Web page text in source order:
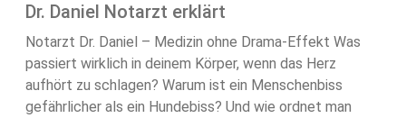
Dr. Daniel Notarzt erklärt
Notarzt Dr. Daniel – Medizin ohne Drama-Effekt Was
passiert wirklich in deinem Körper, wenn das Herz
aufhört zu schlagen? Warum ist ein Menschenbiss
gefährlicher als ein Hundebiss? Und wie ordnet man